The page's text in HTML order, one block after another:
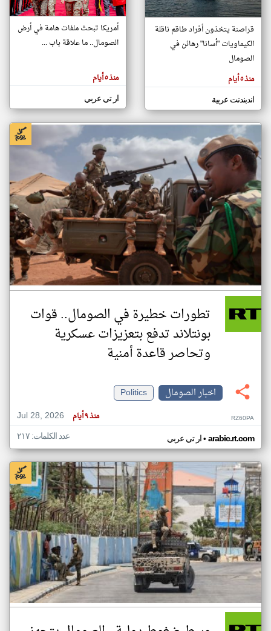
تغيير الدولة
اخبار الصومال على مدار الساعة
أهم اخبار الصومال العاجلة والمباشرة
المقالات
هنا عن
وجهة
كاتبيها.
قراصنة يتخذون أفراد طاقم ناقلة
الكيماويات "أسانا" رهائن في
الصومال
منذ ٥ أيام
اندبندنت عربية
أمريكا تبحث ملفات هامة في أرض
الصومال.. ما علاقة باب ...
منذ ٥ أيام
ار تي عربي
تطورات خطيرة في الصومال.. قوات
بونتلاند تدفع بتعزيزات عسكرية
وتحاصر قاعدة أمنية
اخبار الصومال
Politics
Jul 28, 2026
منذ ٩ أيام RZ60PA
ار تي عربي• arabic.rt.com عدد الكلمات: ٢١٧
klyoum.com